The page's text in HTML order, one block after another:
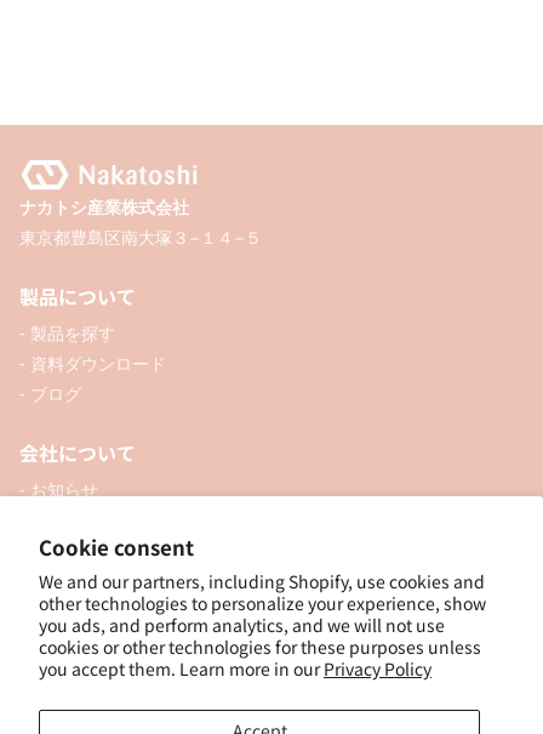
Cookie consent
We and our partners, including Shopify, use cookies and
other technologies to personalize your experience, show
you ads, and perform analytics, and we will not use
cookies or other technologies for these purposes unless
you accept them. Learn more in ourPrivacy Policy
ナカトシ産業株式会社
東京都豊島区南大塚３−１４−５
製品について
- 製品を探す
- 資料ダウンロード
- ブログ
会社について
- お知らせ
- 口座開設
- お問い合わせ
ソーシャル